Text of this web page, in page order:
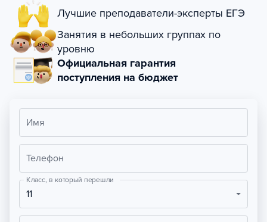
Лучшие преподаватели-эксперты ЕГЭ
Занятия в небольших группах по
уровню
Официальная гарантия
поступления на бюджет
Имя
Телефон
Класс, в который перешли
11